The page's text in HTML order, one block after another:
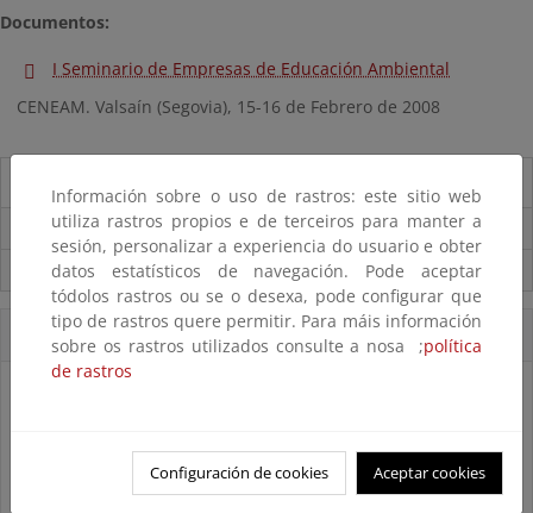
Documentos:
I Seminario de Empresas de Educación Ambiental
CENEAM. Valsaín (Segovia), 15-16 de Febrero de 2008
Carpeta Informativa del CENEAM.
Suscríbete a la Carpeta Informativa del Ceneam
Accesos Directos
Información sobre o uso de rastros: este sitio web
utiliza rastros propios e de terceiros para manter a
sesión, personalizar a experiencia do usuario e obter
datos estatísticos de navegación. Pode aceptar
tódolos rastros ou se o desexa, pode configurar que
tipo de rastros quere permitir. Para máis información
sobre os rastros utilizados consulte a nosa ;política
de rastros
Configuración de cookies Aceptar cookies